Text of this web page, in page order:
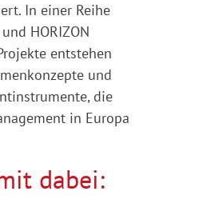
In einer Reihe
HORIZON
entstehen
und
die
in Europa
dabei: